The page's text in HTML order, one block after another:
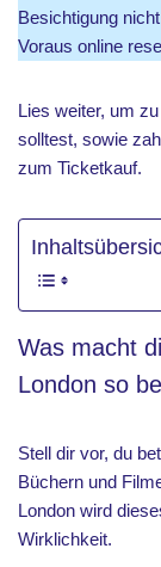
Besichtigung
Voraus online
Lies weiter, um
solltest, sowie
zum Ticketkauf.
Was macht
London so
Stell dir vor, du
Büchern und
London wird
Wirklichkeit.